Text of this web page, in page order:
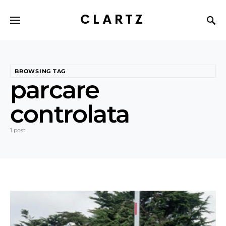
CLARTZ
BROWSING TAG
parcare
controlata
1 post